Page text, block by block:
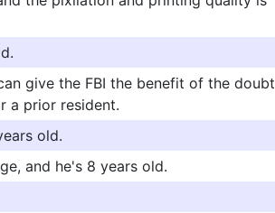
give the FBI the benefit of the doubt
a prior resident.
old.
and he's 8 years old.